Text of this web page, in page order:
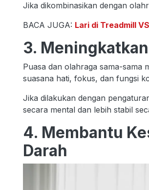
Jika dikombinasikan dengan
BACA JUGA: Lari di Treadmill
3.
Puasa dan olahraga sama-sama
suasana hati, fokus, dan fungsi
Jika dilakukan dengan
secara mental dan lebih stabil
4. Membantu
Darah